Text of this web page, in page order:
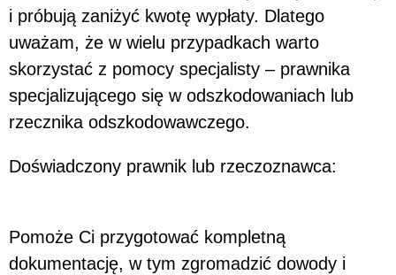
i próbują zaniżyć kwotę wypłaty. Dlatego
uważam, że w wielu przypadkach warto
skorzystać z pomocy specjalisty – prawnika
specjalizującego się w odszkodowaniach lub
rzecznika odszkodowawczego.
Doświadczony prawnik lub rzeczoznawca:
Pomoże Ci przygotować kompletną
dokumentację, w tym zgromadzić dowody i